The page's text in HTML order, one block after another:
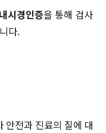
시경인증을 통해 검사
다.
전과 진료의 질에 대